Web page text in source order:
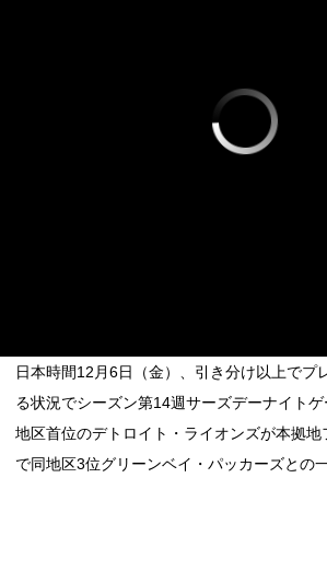
日本時間12月6日（金）、引き分け以上でプ
る状況でシーズン第14週サーズデーナイト
地区首位のデトロイト・ライオンズが本拠地
で同地区3位グリーンベイ・パッカーズとの